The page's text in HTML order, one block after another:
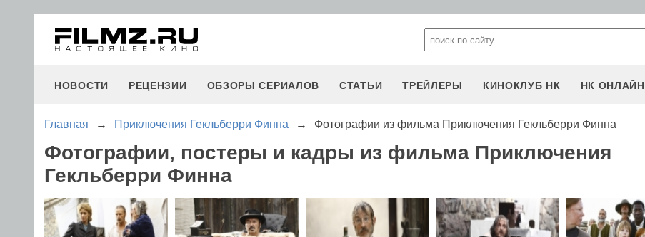
НОВОСТИ РЕЦЕНЗИИ ОБЗОРЫ СЕРИАЛОВ СТАТЬИ ТРЕЙЛЕРЫ КИНОКЛУБ НК НК ОНЛАЙН
Главная → Приключения Гекльберри Финна → Фотографии из фильма Приключения Гекльберри Финна
Фотографии, постеры и кадры из фильма Приключения
Гекльберри Финна